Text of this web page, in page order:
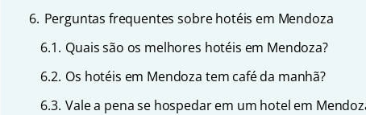
6. Perguntas frequentes sobre hotéis em Mendoza
6.1. Quais são os melhores hotéis em Mendoza?
6.2. Os hotéis em Mendoza tem café da manhã?
6.3. Vale a pena se hospedar em um hotel em